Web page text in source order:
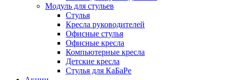
Модуль для стульев
Стулья
Кресла руководителей
Офисные стулья
Офисные кресла
Компьютерные кресла
Детские кресла
Стулья для КаБаРе